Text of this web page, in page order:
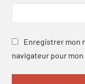
Enregistrer mon
navigateur pour